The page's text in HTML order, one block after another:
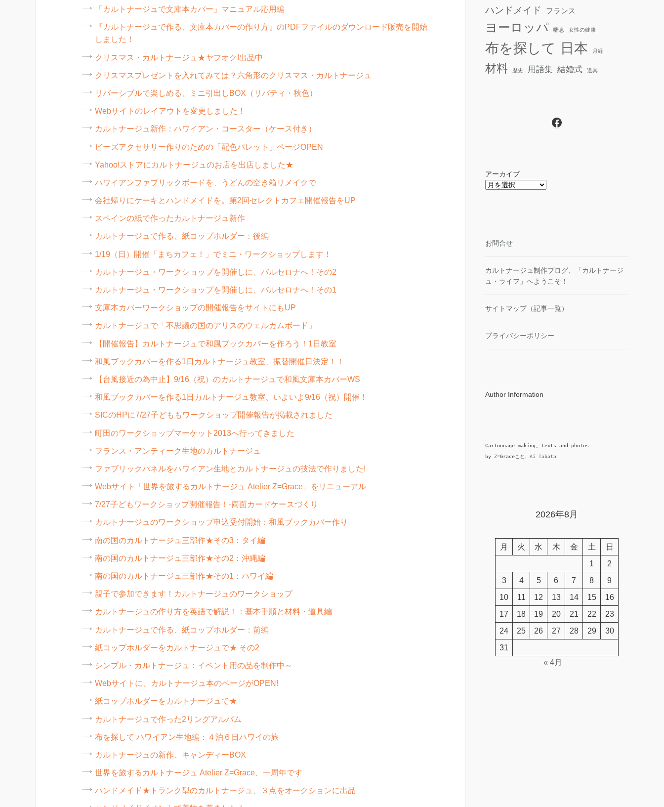
「カルトナージュで文庫本カバー」マニュアル応用編
『カルトナージュで作る、文庫本カバーの作り方』のPDFファイルのダウンロード販売を開始
しました！
クリスマス・カルトナージュ★ヤフオク!出品中
クリスマスプレゼントを入れてみては？六角形のクリスマス・カルトナージュ
リバーシブルで楽しめる、ミニ引出しBOX（リバティ・秋色）
Webサイトのレイアウトを変更しました！
カルトナージュ新作：ハワイアン・コースター（ケース付き）
ビーズアクセサリー作りのための「配色パレット」ページOPEN
Yahoo!ストアにカルトナージュのお店を出店しました★
ハワイアンファブリックボードを、うどんの空き箱リメイクで
会社帰りにケーキとハンドメイドを。第2回セレクトカフェ開催報告をUP
スペインの紙で作ったカルトナージュ新作
カルトナージュで作る、紙コップホルダー：後編
1/19（日）開催「まちカフェ！」でミニ・ワークショップします！
カルトナージュ・ワークショップを開催しに、バルセロナへ！その2
カルトナージュ・ワークショップを開催しに、バルセロナへ！その1
文庫本カバーワークショップの開催報告をサイトにもUP
カルトナージュで「不思議の国のアリスのウェルカムボード」
【開催報告】カルトナージュで和風ブックカバーを作ろう！1日教室
和風ブックカバーを作る1日カルトナージュ教室、振替開催日決定！！
【台風接近の為中止】9/16（祝）のカルトナージュで和風文庫本カバーWS
和風ブックカバーを作る1日カルトナージュ教室、いよいよ9/16（祝）開催！
SICのHPに7/27子どももワークショップ開催報告が掲載されました
町田のワークショップマーケット2013へ行ってきました
フランス・アンティーク生地のカルトナージュ
ファブリックパネルをハワイアン生地とカルトナージュの技法で作りました!
Webサイト「世界を旅するカルトナージュ Atelier Z=Grace」をリニューアル
7/27子どもワークショップ開催報告！-両面カードケースづくり
カルトナージュのワークショップ申込受付開始：和風ブックカバー作り
南の国のカルトナージュ三部作★その3：タイ編
南の国のカルトナージュ三部作★その2：沖縄編
南の国のカルトナージュ三部作★その1：ハワイ編
親子で参加できます！カルトナージュのワークショップ
カルトナージュの作り方を英語で解説！：基本手順と材料・道具編
カルトナージュで作る、紙コップホルダー：前編
紙コップホルダーをカルトナージュで★ その2
シンプル・カルトナージュ：イベント用の品を制作中～
Webサイトに、カルトナージュ本のページがOPEN!
紙コップホルダーをカルトナージュで★
カルトナージュで作った2リングアルバム
布を探して ハワイアン生地編：４泊６日ハワイの旅
カルトナージュの新作、キャンディーBOX
世界を旅するカルトナージュ Atelier Z=Grace、一周年です
ハンドメイド★トランク型のカルトナージュ、３点をオークションに出品
ハンドメイド フランス
ヨーロッパ 喘息 女性の健康
布を探して 日本 月経
材料 歴史 用語集 結婚式 道具
Facebook
アーカイブ
お問合せ
カルトナージュ制作ブログ、「カルトナージ
ュ・ライフ」へようこそ！
サイトマップ（記事一覧）
プライバシーポリシー
Author Information
Cartonnage making, texts and photos
by Z=Graceこと、 Ai Tabata
2026年8月
月 火 水 木 金 土
日
1
2
3
4 5 6 7 8
9
10
11 12 13 14 15
16
17
18 19 20 21 22
23
24
25 26 27 28 29
30
31
« 4月